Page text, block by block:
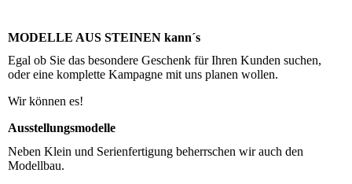
MODELLE AUS STEINEN kann´s
Egal ob Sie das besondere Geschenk für Ihren Kunden suchen,
oder eine komplette Kampagne mit uns planen wollen.
Wir können es!
Ausstellungsmodelle
Neben Klein und Serienfertigung beherrschen wir auch den
Modellbau.